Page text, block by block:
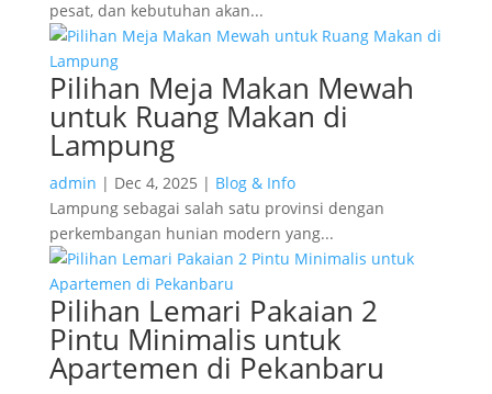
pesat, dan kebutuhan akan...
Pilihan Meja Makan Mewah
untuk Ruang Makan di
Lampung
admin | Dec 4, 2025 | Blog & Info
Lampung sebagai salah satu provinsi dengan
perkembangan hunian modern yang...
Pilihan Lemari Pakaian 2
Pintu Minimalis untuk
Apartemen di Pekanbaru